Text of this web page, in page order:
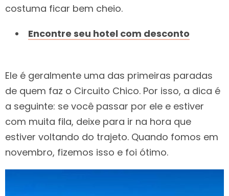
costuma ficar bem cheio.
Encontre seu hotel com desconto
Ele é geralmente uma das primeiras paradas
de quem faz o Circuito Chico. Por isso, a dica é
a seguinte: se você passar por ele e estiver
com muita fila, deixe para ir na hora que
estiver voltando do trajeto. Quando fomos em
novembro, fizemos isso e foi ótimo.